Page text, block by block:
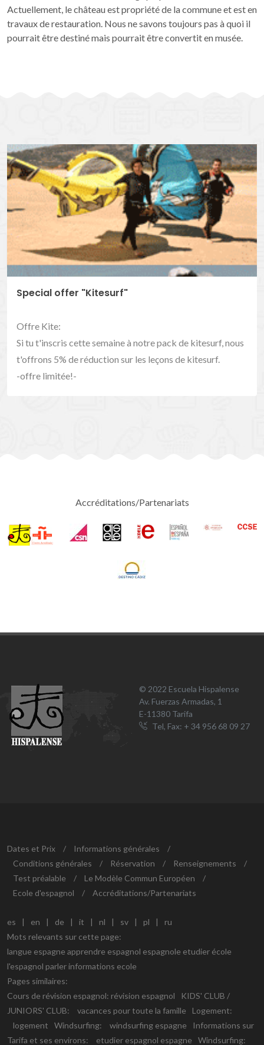
Actuellement, le château est propriété de la commune et est en
travaux de restauration. Nous ne savons toujours pas à quoi il
pourrait être destiné mais pourrait être convertit en musée.
Special offer "Kitesurf"
Offre Kite:
Si tu t'inscris cette semaine à notre pack de kitesurf, nous
t'offrons 5% de réduction sur les leçons de kitesurf.
-offre limitée!-
Accréditations/Partenariats
© 2022 Escuela Hispalense
Av. Fuerzas Armadas, 1
E-11380 Tarifa
Tel, Fax: + 34 956 68 09 27
Dates et Prix / Informations générales
/
Conditions générales
/ Réservation / Renseignements
/
Test préalable
/ Le Modèle Commun Européen
/
Ecole d'espagnol
/ Accréditations/Partenariats
es | en | de | it | nl | sv | pl |
ru
Mots relevants sur cette page:
langue espagne apprendre espagnol espagnole etudier école
l'espagnol parler informations ecole
Pages similaires:
Cours de révision espagnol: révision espagnol
KIDS' CLUB /
JUNIORS' CLUB:
vacances pour toute la famille
Logement:
logement
Windsurfing: windsurfing espagne
Informations sur
Tarifa et ses environs:
etudier espagnol espagne Windsurfing: